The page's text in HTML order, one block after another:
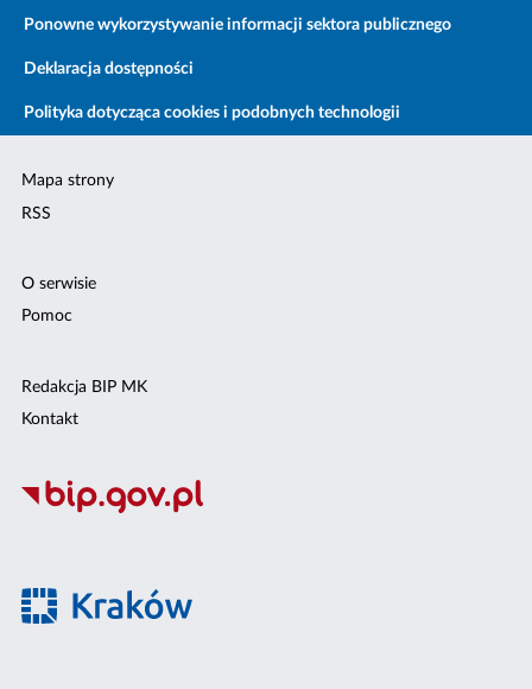
Ponowne wykorzystywanie informacji sektora publicznego
Deklaracja dostępności
Polityka dotycząca cookies i podobnych technologii
Mapa strony
RSS
O serwisie
Pomoc
Redakcja BIP MK
Kontakt